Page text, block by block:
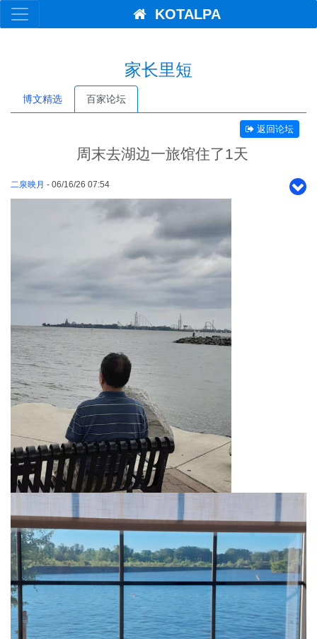
KOTALPA
家长里短
博文精选 百家论坛
返回论坛
周末去湖边一旅馆住了1天
二泉映月 - 06/16/26 07:54